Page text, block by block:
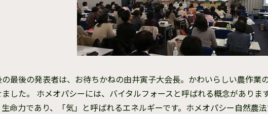
最後の発表者は、お待ちかねの由井寅子大会長。かわいらしい農作業
ました。 ホメオパシーには、バイタルフォースと呼ばれる概念がありま
生命力であり、「気」と呼ばれるエネルギーです。ホメオパシー自然農